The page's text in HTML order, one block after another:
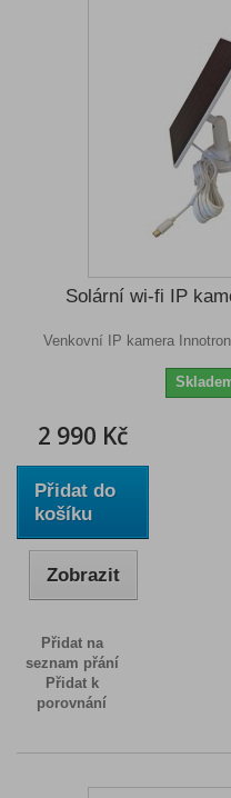
Solární wi-fi IP
Venkovní IP kamera
2 990 Kč
Přidat do
košíku
Zobrazit
Přidat na
seznam přání
Přidat k
porovnání